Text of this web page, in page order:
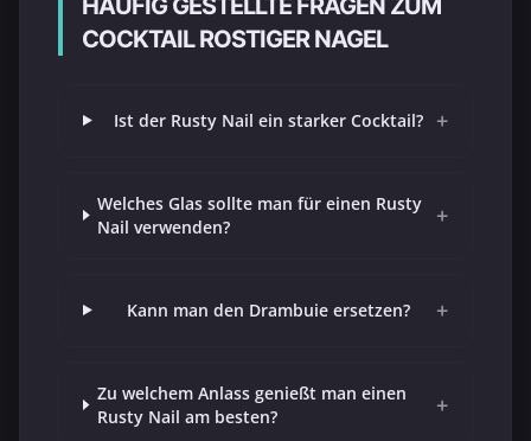
COCKTAIL ROSTIGER NAGEL
Ist der Rusty Nail ein starker Cocktail? +
Welches Glas sollte man für einen Rusty
Nail verwenden?
+
Kann man den Drambuie ersetzen? +
Zu welchem Anlass genießt man einen
Rusty Nail am besten?
+